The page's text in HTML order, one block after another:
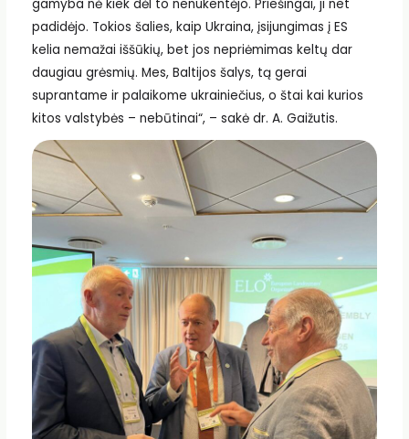
gamyba nė kiek dėl to nenukentėjo. Priešingai, ji net
padidėjo. Tokios šalies, kaip Ukraina, įsijungimas į ES
kelia nemažai iššūkių, bet jos nepriėmimas keltų dar
daugiau grėsmių. Mes, Baltijos šalys, tą gerai
suprantame ir palaikome ukrainiečius, o štai kai kurios
kitos valstybės – nebūtinai“, – sakė dr. A. Gaižutis.